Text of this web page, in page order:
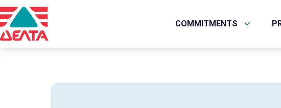
COMMITMENTS